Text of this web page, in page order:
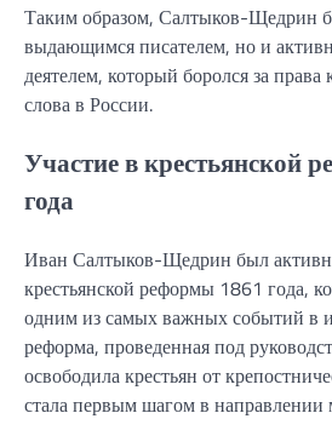
Таким образом, Салтыков-Щедрин
выдающимся писателем, но и
деятелем, который боролся за права
слова в России.
Участие в крестьянской
года
Иван Салтыков-Щедрин был
крестьянской реформы 1861 года,
одним из самых важных событий в
реформа, проведенная под
освободила крестьян от
стала первым шагом в направлении